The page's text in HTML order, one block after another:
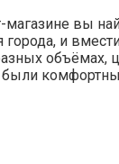
вы
города, и
объёмах,
были